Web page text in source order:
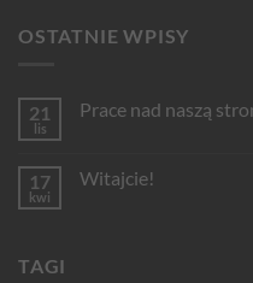
OSTATNIE WPISY
21
lis
Prace nad naszą
Prace
17
kwi
Witajcie!
TAGI